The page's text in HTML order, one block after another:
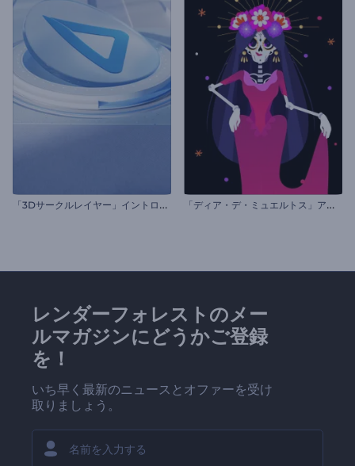
「
3Dサークルレイヤー」イントロ動画 「
ディア・デ・ミュエルトス」アニメーション
レンダーフォレストのメー
ルマガジンにどうかご登録
を！
いち早く最新のニュースとオファーを受け
取りましょう。